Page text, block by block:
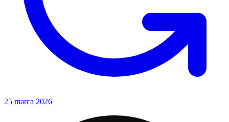
25 marca 2026